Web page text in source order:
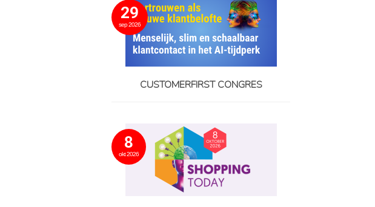
29
sep 2026
CUSTOMERFIRST CONGRES
8
okt 2026